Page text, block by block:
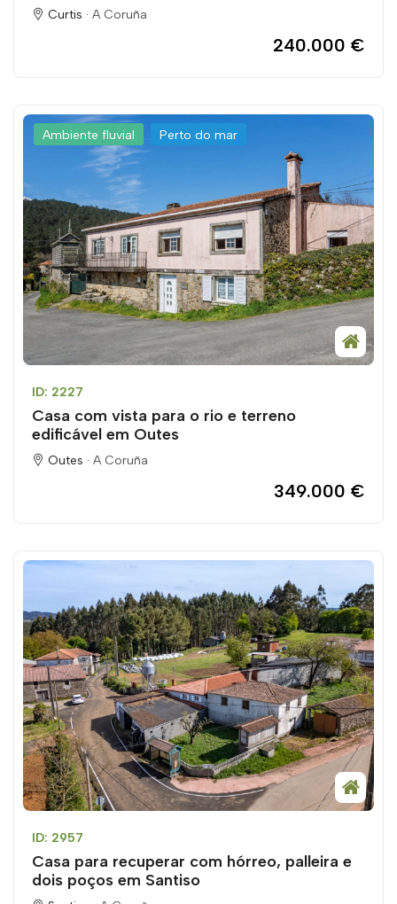
Curtis · A Coruña
240.000 €
Ambiente fluvial Perto do mar
ID: 2227
Casa com vista para o rio e terreno
edificável em Outes
Outes · A Coruña
349.000 €
ID: 2957
Casa para recuperar com hórreo, palleira e
dois poços em Santiso